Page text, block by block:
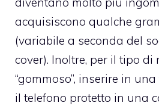
acquisiscono qualche
(variabile a seconda del
cover). Inoltre, per il tipo di
“gommoso”, inserire in
il telefono protetto in una